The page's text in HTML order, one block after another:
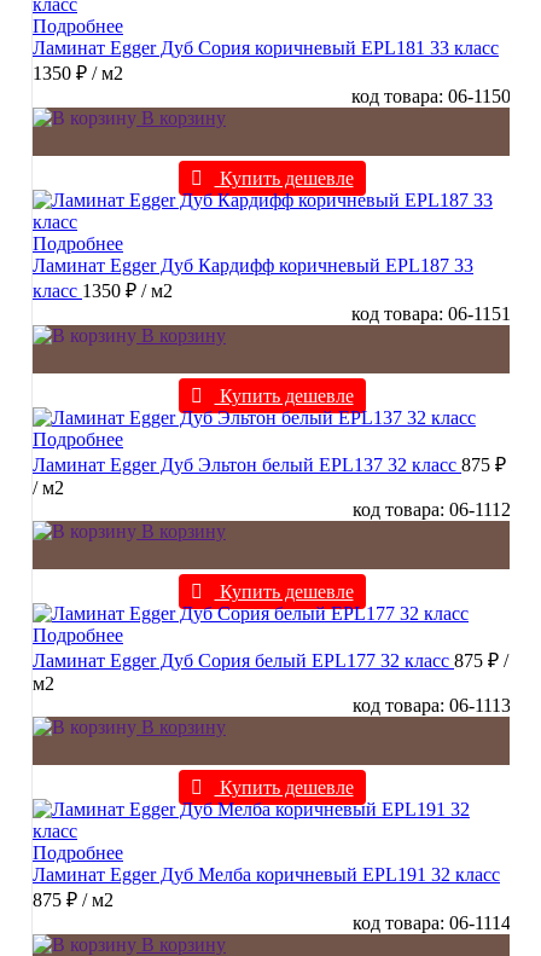
Подробнее
Ламинат Egger Дуб Сория коричневый EPL181 33 класс
1350 ₽ / м2
код товара: 06-1150
В корзину
Купить дешевле
Подробнее
Ламинат Egger Дуб Кардифф коричневый EPL187 33
класс 1350 ₽ / м2
код товара: 06-1151
В корзину
Купить дешевле
Подробнее
Ламинат Egger Дуб Эльтон белый EPL137 32 класс 875 ₽
/ м2
код товара: 06-1112
В корзину
Купить дешевле
Подробнее
Ламинат Egger Дуб Сория белый EPL177 32 класс 875 ₽ /
м2
код товара: 06-1113
В корзину
Купить дешевле
Подробнее
Ламинат Egger Дуб Мелба коричневый EPL191 32 класс
875 ₽ / м2
код товара: 06-1114
В корзину